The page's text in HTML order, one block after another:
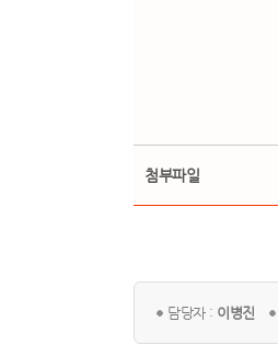
첨부파일
담당자 : 이병진